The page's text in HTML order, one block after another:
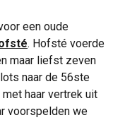
Investment
weten
najaar
lid van de rvc
treasurybedrijf
een oude
. Hofsté voerde
maar liefst zeven
naar de 56ste
haar vertrek uit
voorspelden we